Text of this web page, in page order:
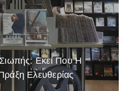
Εκεί Που Η
Ελευθερίας